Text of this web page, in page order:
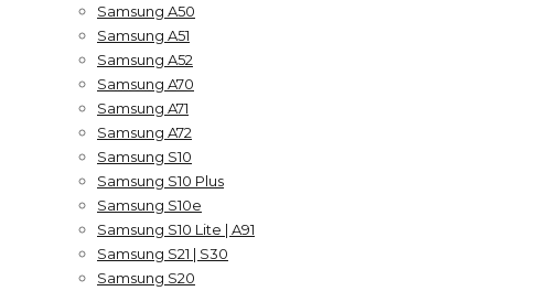
Samsung A50
Samsung A51
Samsung A52
Samsung A70
Samsung A71
Samsung A72
Samsung S10
Samsung S10 Plus
Samsung S10e
Samsung S10 Lite | A91
Samsung S21 | S30
Samsung S20